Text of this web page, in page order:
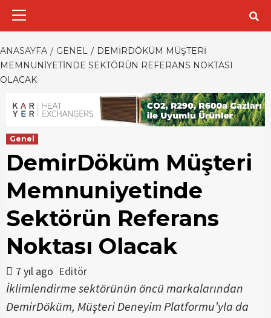
ANASAYFA GENEL
DEMIRDÖKÜM MÜŞTERI
MEMNUNIYETINDE SEKTÖRÜN REFERANS NOKTASI
OLACAK
Genel
DemirDöküm Müşteri
Memnuniyetinde
Sektörün Referans
Noktası Olacak
7 yıl ago Editör
İklimlendirme sektörünün öncü markalarından
DemirDöküm, Müşteri Deneyim Platformu’yla da